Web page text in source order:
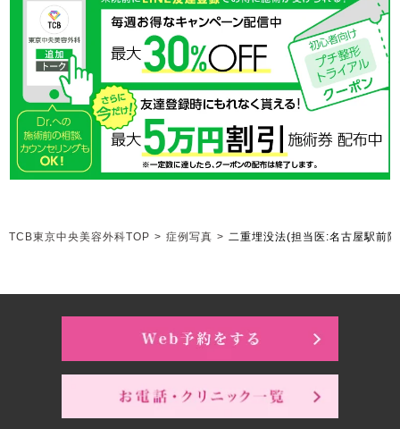
TCB東京中央美容外科TOP > 症例写真 > 二重埋没法(担当医:名古屋駅前